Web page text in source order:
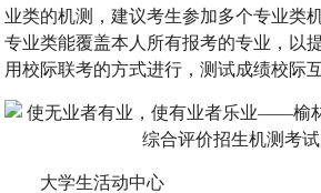
业类的机测，建议考生参加多个专业类
专业类能覆盖本人所有报考的专业，以
用校际联考的方式进行，测试成绩校际互
大学生活动中心